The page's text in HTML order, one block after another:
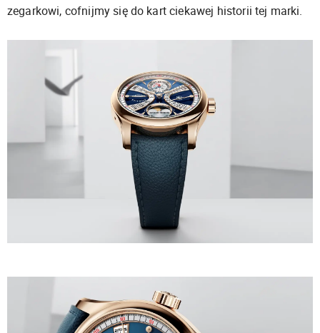
zegarkowi, cofnijmy się do kart ciekawej historii tej marki.